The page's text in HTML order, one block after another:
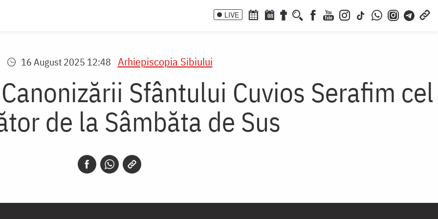
LIVE 08
16 August 2025 12:48 Arhiepiscopia Sibiului
Sfântului Cuvios Serafim cel
de la Sâmbăta de Sus